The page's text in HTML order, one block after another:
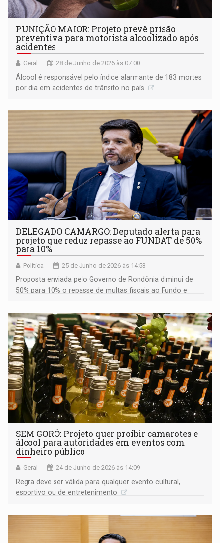
PUNIÇÃO MAIOR: Projeto prevê prisão
preventiva para motorista alcoolizado após
acidentes
Geral 28 de Junho de 2026 às 07:00
Álcool é responsável pelo índice alarmante de 183 mortes
por dia em acidentes de trânsito no país
DELEGADO CAMARGO: Deputado alerta para
projeto que reduz repasse ao FUNDAT de 50%
para 10%
Política 25 de Junho de 2026 às 14:53
Proposta enviada pelo Governo de Rondônia diminui de
50% para 10% o repasse de multas fiscais ao Fundo e
finalidades do Estado
SEM GORÓ: Projeto quer proibir camarotes e
álcool para autoridades em eventos com
dinheiro público
Geral 24 de Junho de 2026 às 14:09
Regra deve ser válida para qualquer evento cultural,
esportivo ou de entretenimento